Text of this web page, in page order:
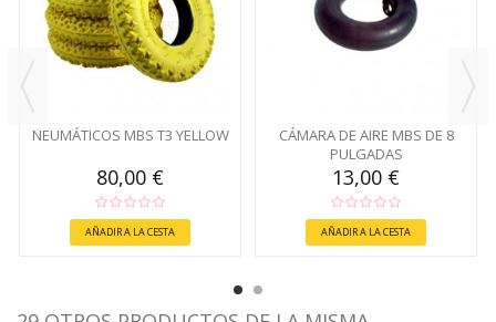
NEUMÁTICOS MBS T3 YELLOW
80,00 €
AÑADIR A LA CESTA
CÁMARA DE AIRE MBS DE 8
PULGADAS
13,00 €
AÑADIR A LA CESTA